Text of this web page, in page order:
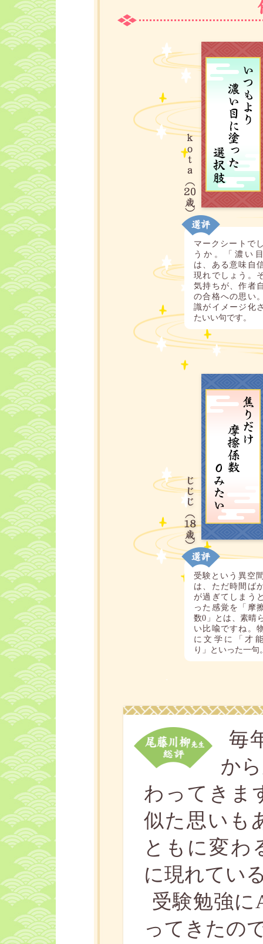
マークシートで
うか。「濃い
は、ある意味自
現れでしょう。
気持ちが、作者
の合格への思い
識がイメージ化
たいい句です。
受験という異空
は、ただ時間ば
が過ぎてしまう
った感覚を「摩
数0」とは、素晴
い比喩ですね。
に文学に「才
り」といった一句
毎
か
わってきま
似た思いも
ともに変わ
に現れてい
受験勉強
ってきたの